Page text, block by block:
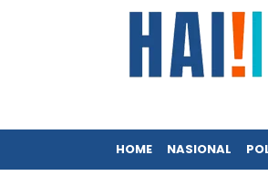
HOME NASIONAL